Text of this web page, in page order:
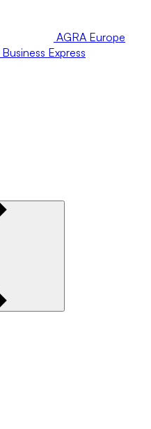
AGRA Europe
Business Express